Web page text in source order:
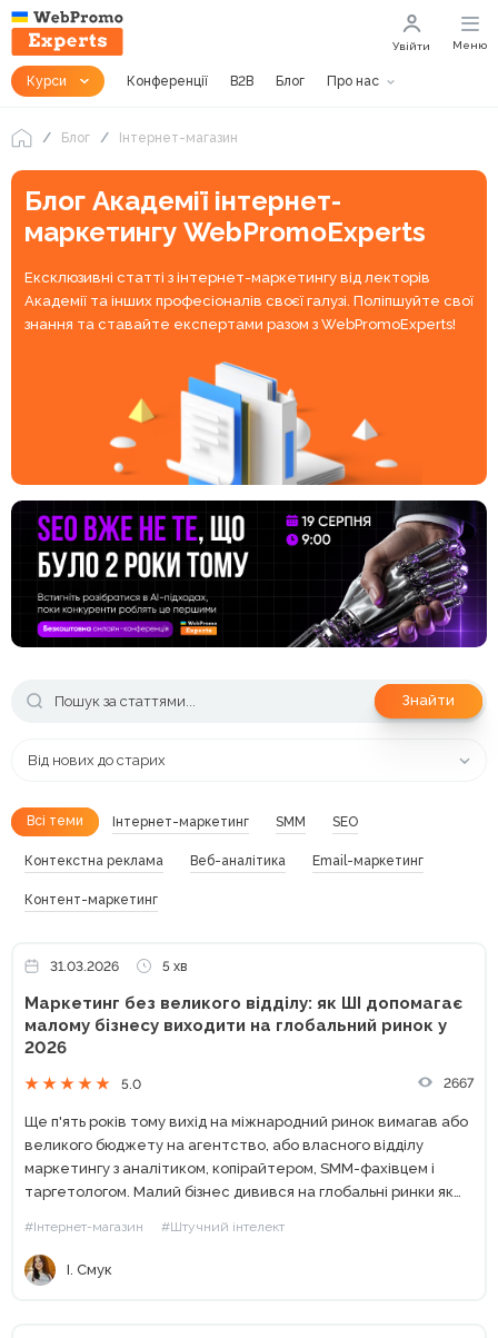
Курси Конференції B2B Блог Про нас
Увійти Меню
Блог Інтернет-магазин
Блог Академії інтернет-
маркетингу WebPromoExperts
Ексклюзивні статті з інтернет-маркетингу від лекторів
Академії та інших професіоналів своєї галузі. Поліпшуйте свої
знання та ставайте експертами разом з WebPromoExperts!
Знайти
Від нових до старих
Всі теми Інтернет-маркетинг SMM SEO
Контекстна реклама Веб-аналітика Email-маркетинг
Контент-маркетинг
31.03.2026 5 хв
Маркетинг без великого відділу: як ШІ допомагає
малому бізнесу виходити на глобальний ринок у
2026
5.0 2667
Ще п'ять років тому вихід на міжнародний ринок вимагав або
великого бюджету на агентство, або власного відділу
маркетингу з аналітиком, копірайтером, SMM-фахівцем і
таргетологом. Малий бізнес дивився на глобальні ринки як
#Інтернет-магазин #Штучний інтелект
І. Смук